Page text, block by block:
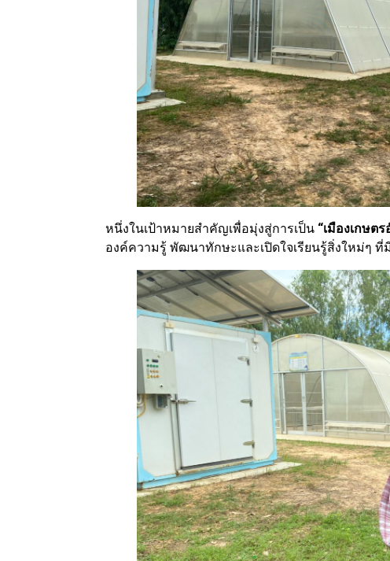
หนึ่งในเป้าหมายสำคัญเพื่อมุ่งสู่การเป็น “เมืองเกษต
องค์ความรู้ พัฒนาทักษะและเปิดใจเรียนรู้สิ่งใหม่ๆ